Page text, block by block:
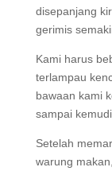
disepanjang
gerimis
Kami harus
terlampau
bawaan kami
sampai
Setelah
warung